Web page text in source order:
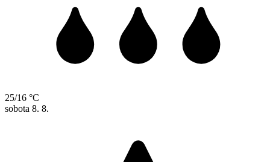
25/16 °C
sobota 8. 8.